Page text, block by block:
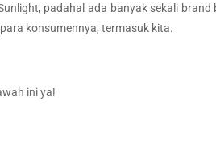
padahal ada banyak sekali
konsumennya, termasuk kita.
ini ya!